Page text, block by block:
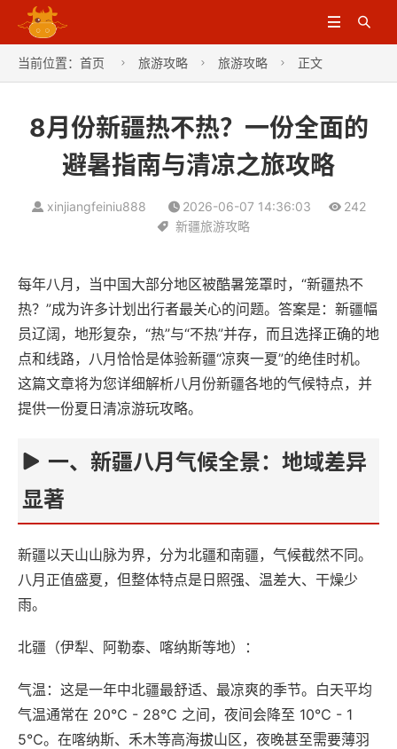


当前位置： 首页  旅游攻略  旅游攻略  正文
8月份新疆热不热？一份全面的
避暑指南与清凉之旅攻略
xinjiangfeiniu888 2026-06-07 14:36:03
242
新疆旅游攻略
每年八月，当中国大部分地区被酷暑笼罩时，“新疆热不
热？”成为许多计划出行者最关心的问题。答案是：‌新疆幅
员辽阔，地形复杂，“热”与“不热”并存，而且选择正确的地
点和线路，八月恰恰是体验新疆“凉爽一夏”的绝佳时机。‌
这篇文章将为您详细解析八月份新疆各地的气候特点，并
提供一份夏日清凉游玩攻略。
一、新疆八月气候全景：地域差异
显著‌
新疆以天山山脉为界，分为北疆和南疆，气候截然不同。
八月正值盛夏，但整体特点是‌日照强、温差大、干燥少
雨‌。
北疆（伊犁、阿勒泰、喀纳斯等地）‌：
气温‌：这是一年中北疆‌最舒适、最凉爽的季节‌。白天平均
气温通常在 ‌20℃ - 28℃‌ 之间，夜间会降至 ‌10℃ - 1
5℃‌。在喀纳斯、禾木等高海拔山区，夜晚甚至需要薄羽